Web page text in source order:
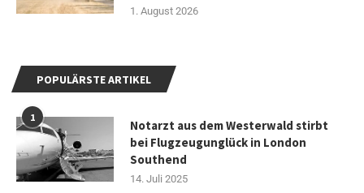
1. August 2026
POPULÄRSTE ARTIKEL
1
Notarzt aus dem Westerwald stirbt
bei Flugzeugunglück in London
Southend
14. Juli 2025